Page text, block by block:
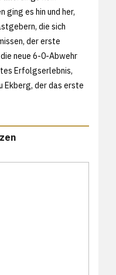
ging es hin und her,
die sich
der erste
neue 6-0-Abwehr
Erfolgserlebnis,
Ekberg, der das erste